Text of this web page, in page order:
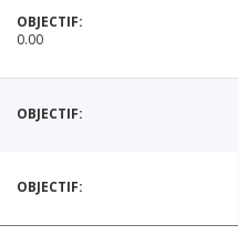
0.00